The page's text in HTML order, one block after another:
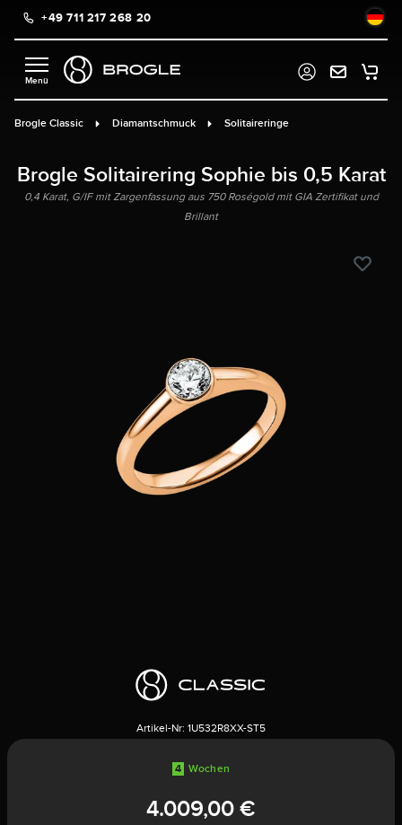
springen
+49 711 217 268 20
Brogle Classic Diamantschmuck Solitaireringe
Brogle Solitairering Sophie bis 0,5 Karat
0,4 Karat, G/IF mit Zargenfassung aus 750 Roségold mit GIA Zertifikat und
Brillant
Artikel-Nr: 1U532R8XX-ST5
4 Wochen
4.009,00 €